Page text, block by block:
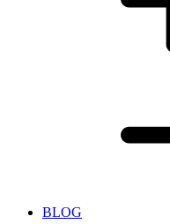
BLOG